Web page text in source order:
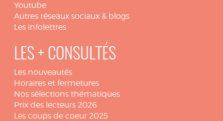
Youtube
Autres réseaux sociaux & blogs
Les infolettres
LES + CONSULTÉS
Les nouveautés
Horaires et fermetures
Nos sélections thématiques
Prix des lecteurs 2026
Les coups de coeur 2025